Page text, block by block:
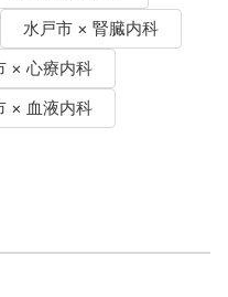
水戸市 × 腎臓内科
× 心療内科
× 血液内科